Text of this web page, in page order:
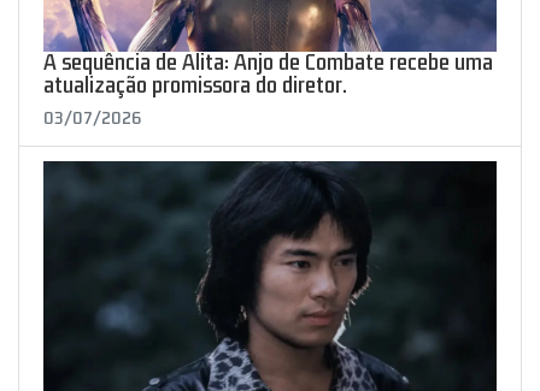
A sequência de Alita: Anjo de Combate recebe uma
atualização promissora do diretor.
03/07/2026